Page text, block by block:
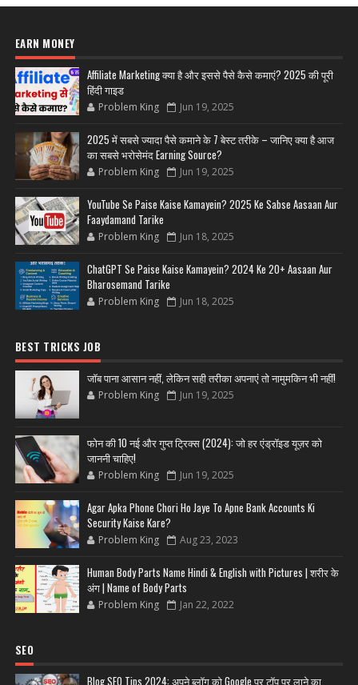
EARN MONEY
Affiliate Marketing क्या है और इससे पैसे कैसे कमाएं? 2025 की पूरी
हिंदी गाइड
Problem King Jun 19, 2025
2025 में सबसे ज्यादा पैसे कमाने के 7 बेस्ट तरीके – जानिए क्या है आज
का सबसे भरोसेमंद Earning Source?
Problem King Jun 19, 2025
YouTube Se Paise Kaise Kamayein? 2025 Ke Sabse Aasaan Aur
Faaydamand Tarike
Problem King Jun 18, 2025
ChatGPT Se Paise Kaise Kamayein? 2024 Ke 20+ Aasaan Aur
Bharosemand Tarike
Problem King Jun 18, 2025
BEST TRICKS JOB
जॉब पाना आसान नहीं, लेकिन सही तरीका अपनाएं तो नामुमकिन भी नहीं!
Problem King Jun 19, 2025
फोन की 10 नई और गुप्त ट्रिक्स (2024): जो हर एंड्रॉइड यूज़र को
जाननी चाहिए!
Problem King Jun 19, 2025
Agar Apka Phone Chori Ho Jaye To Apne Bank Accounts Ki
Security Kaise Kare?
Problem King Aug 23, 2023
Human Body Parts Name Hindi & English with Pictures | शरीर के
अंग | Name of Body Parts
Problem King Jan 22, 2022
SEO
Blog SEO Tips 2024: अपने ब्लॉग को Google पर टॉप पर लाने का